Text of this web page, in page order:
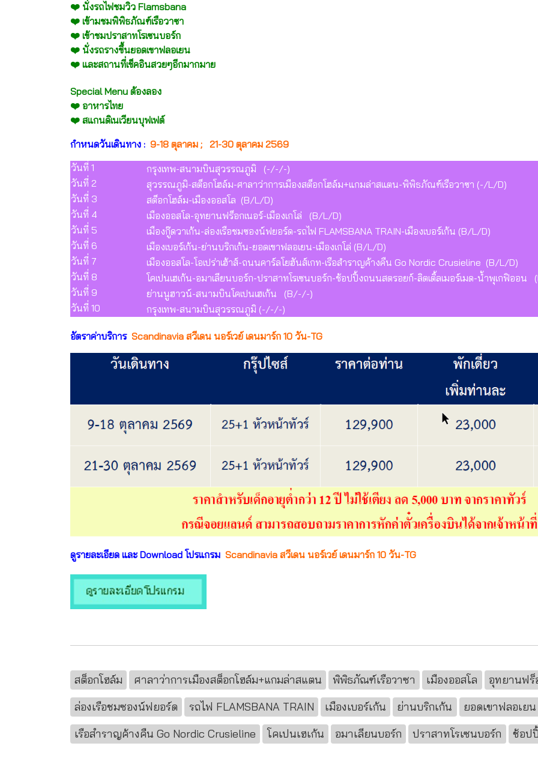
❤️ นั่งรถไฟชมวิว Flamsbana
❤️ เข้ามชมพิพิธภัณฑ์เรือวาซา
❤️ เข้าชมปราสาทโรเซนบอร์ก
❤️ นั่งรถรางขึ้นยอดเขาฟลอเยน
❤️ และสถานที่เช็คอินสวยๆอีกมากมาย
Special Menu ต้องลอง
❤️ อาหารไทย
❤️ สแกนดิเนเวียนบุฟเฟต์
กำหนดวันเดินทาง : 9-18 ตุลาคม ; 21-30 ตุลาคม 2569
วันที่ 1
กรุงเทพ-สนามบินสุวรรณภูมิ (-/-/-)
วันที่ 2
สุวรรณภูมิ-สต็อกโฮล์ม-ศาลาว่าการเมืองสต็อกโฮล์ม+แกมล่าสแตน-พิพิธภัณฑ์เรือวาซา (-/L/D)
วันที่ 3
สต็อกโฮล์ม-เมืองออสโล (B/L/D)
วันที่ 4
เมืองออสโล-อุทยานฟร็อกเนอร์-เมืองเกโล่ (B/L/D)
วันที่ 5
เมืองกู๊ดวาเก้น-ล่องเรือชมซองน์ฟยอร์ด-รถไฟ FLAMSBANA TRAIN-เมืองเบอร์เก้น (B/L/D)
วันที่ 6
เมืองเบอร์เก้น-ย่านบริกเก้น-ยอดเขาฟลอเยน-เมืองเกโล่ (B/L/D)
วันที่ 7
เมืองออสโล-โอเปร่าเฮ้าส์-ถนนคาร์ลโยฮันส์เกท-เรือสำราญค้างคืน Go Nordic Crusieline (B/L/D)
วันที่ 8
โคเปนเฮเก้น-อมาเลียนบอร์ก-ปราสาทโรเซนบอร์ก-ช้อปปิ้งถนนสตรอยก์-ลิตเติ้ลเมอร์เมด-น้ำพุเกฟิออน
วันที่ 9
ย่านนูฮาวน์-สนามบินโคเปนเฮเก้น (B/-/-)
วันที่ 10
กรุงเทพ-สนามบินสุวรรณภูมิ (-/-/-)
อัตราค่าบริการ Scandinavia สวีเดน นอร์เวย์ เดนมาร์ก 10 วัน-TG
ดูรายละเอียด และ Download โปรแกรม Scandinavia สวีเดน นอร์เวย์ เดนมาร์ก 10 วัน-TG
สต็อกโฮล์ม ศาลาว่าการเมืองสต็อกโฮล์ม+แกมล่าสแตน พิพิธภัณฑ์เรือวาซา เมืองออสโล อุทยานฟร็
ล่องเรือชมซองน์ฟยอร์ด
รถไฟ FLAMSBANA TRAIN เมืองเบอร์เก้น ย่านบริกเก้น ยอดเขาฟลอเยน
เรือสำราญค้างคืน Go Nordic Crusieline
โคเปนเฮเก้น อมาเลียนบอร์ก ปราสาทโรเซนบอร์ก ช้อป